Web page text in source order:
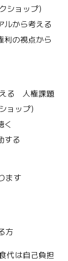
ョップ）
から考える
の視点から
る 人権課題
ョップ）
する
ます
方
代は自己負担